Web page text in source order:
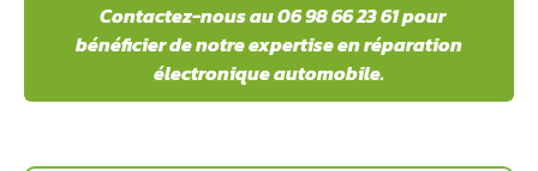
️ Contactez-nous au 06 98 66 23 61 pour
bénéficier de notre expertise en réparation
électronique automobile.